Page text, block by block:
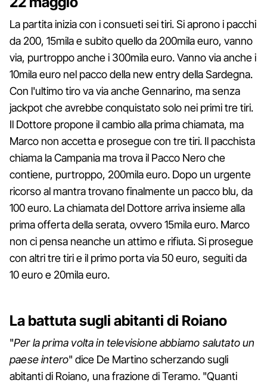
La partita inizia con i consueti sei tiri. Si aprono i pacchi
da 200, 15mila e subito quello da 200mila euro, vanno
via, purtroppo anche i 300mila euro. Vanno via anche i
10mila euro nel pacco della new entry della Sardegna.
Con l'ultimo tiro va via anche Gennarino, ma senza
jackpot che avrebbe conquistato solo nei primi tre tiri.
Il Dottore propone il cambio alla prima chiamata, ma
Marco non accetta e prosegue con tre tiri. Il pacchista
chiama la Campania ma trova il Pacco Nero che
contiene, purtroppo, 200mila euro. Dopo un urgente
ricorso al mantra trovano finalmente un pacco blu, da
100 euro. La chiamata del Dottore arriva insieme alla
prima offerta della serata, ovvero 15mila euro. Marco
non ci pensa neanche un attimo e rifiuta. Si prosegue
con altri tre tiri e il primo porta via 50 euro, seguiti da
10 euro e 20mila euro.
La battuta sugli abitanti di Roiano
"Per la prima volta in televisione abbiamo salutato un
paese intero" dice De Martino scherzando sugli
abitanti di Roiano, una frazione di Teramo. "Quanti